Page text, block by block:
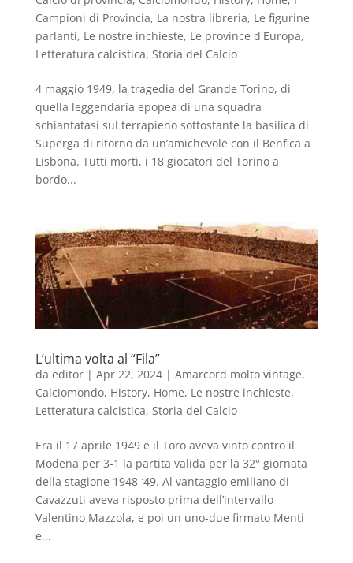
Campioni di Provincia, La nostra libreria, Le figurine
parlanti, Le nostre inchieste, Le province d'Europa,
Letteratura calcistica, Storia del Calcio
4 maggio 1949, la tragedia del Grande Torino, di
quella leggendaria epopea di una squadra
schiantatasi sul terrapieno sottostante la basilica di
Superga di ritorno da un’amichevole con il Benfica a
Lisbona. Tutti morti, i 18 giocatori del Torino a
bordo...
L’ultima volta al “Fila”
da editor| Apr 22, 2024| Amarcord molto vintage,
Calciomondo, History, Home, Le nostre inchieste,
Letteratura calcistica, Storia del Calcio
Era il 17 aprile 1949 e il Toro aveva vinto contro il
Modena per 3-1 la partita valida per la 32° giornata
della stagione 1948-‘49. Al vantaggio emiliano di
Cavazzuti aveva risposto prima dell’intervallo
Valentino Mazzola, e poi un uno-due firmato Menti
e...